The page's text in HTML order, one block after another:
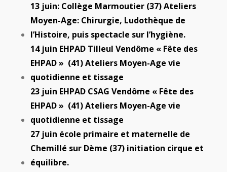
13 juin: Collège Marmoutier (37) Ateliers
Moyen-Age: Chirurgie, Ludothèque de
l’Histoire, puis spectacle sur l’hygiène.
14 juin EHPAD Tilleul Vendôme « Fête des
EHPAD » (41) Ateliers Moyen-Age vie
quotidienne et tissage
23 juin EHPAD CSAG Vendôme « Fête des
EHPAD » (41) Ateliers Moyen-Age vie
quotidienne et tissage
27 juin école primaire et maternelle de
Chemillé sur Dème (37) initiation cirque et
équilibre.